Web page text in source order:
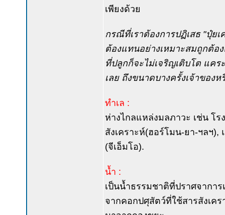
เพียงด้วย
กรณีที่เราต้องการปฏิเสธ "ปุ๋ย
ต้องแทนอย่างเหมาะสมถูกต้อ
ที่ปลูกก็จะไม่เจริญเติบโต แค
เลย ถึงขนาดบางครั้งเจ้าของ
ทำเล :
ห่างไกลแหล่งมลภาวะ เช่น โ
สังเคราะห์(ฮอร์โมน-ยา-ฯลฯ
(จีเอ็มโอ).
น้ำ :
เป็นน้ำธรรมชาติที่ปราศจากา
จากคอกปศุสัตว์ที่ใช้สารสังเค